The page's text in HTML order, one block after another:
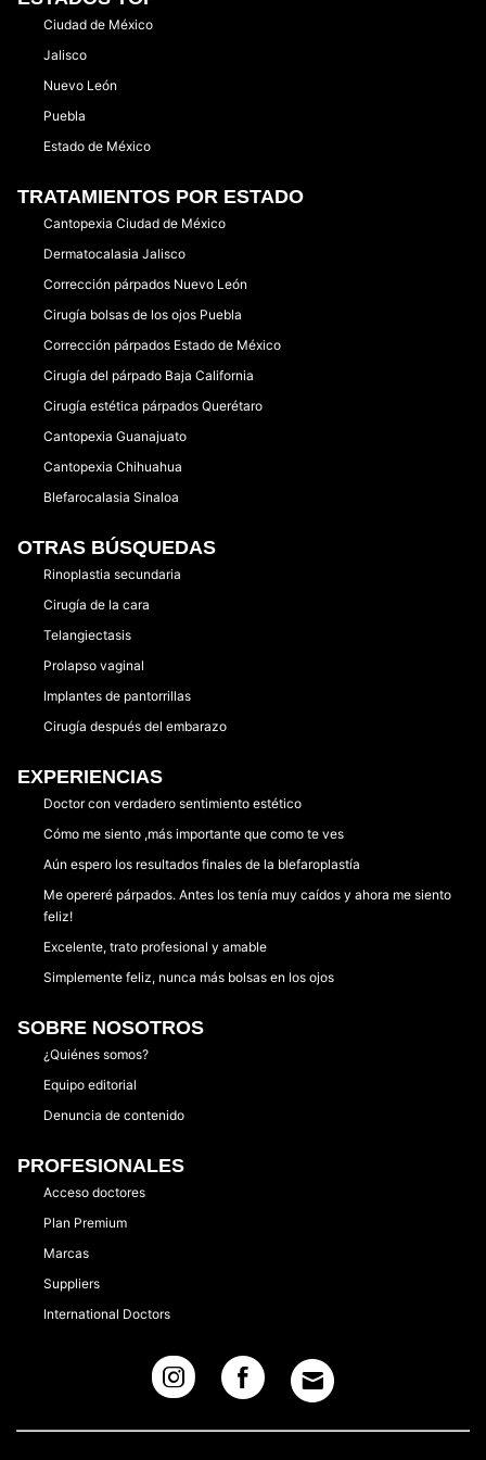
Ciudad de México
Jalisco
Nuevo León
Puebla
Estado de México
TRATAMIENTOS POR ESTADO
Cantopexia Ciudad de México
Dermatocalasia Jalisco
Corrección párpados Nuevo León
Cirugía bolsas de los ojos Puebla
Corrección párpados Estado de México
Cirugía del párpado Baja California
Cirugía estética párpados Querétaro
Cantopexia Guanajuato
Cantopexia Chihuahua
Blefarocalasia Sinaloa
OTRAS BÚSQUEDAS
Rinoplastia secundaria
Cirugía de la cara
Telangiectasis
Prolapso vaginal
Implantes de pantorrillas
Cirugía después del embarazo
EXPERIENCIAS
Doctor con verdadero sentimiento estético
Cómo me siento ,más importante que como te ves
Aún espero los resultados finales de la blefaroplastía
Me opereré párpados. Antes los tenía muy caídos y ahora me siento
feliz!
Excelente, trato profesional y amable
Simplemente feliz, nunca más bolsas en los ojos
SOBRE NOSOTROS
¿Quiénes somos?
Equipo editorial
Denuncia de contenido
PROFESIONALES
Acceso doctores
Plan Premium
Marcas
Suppliers
International Doctors